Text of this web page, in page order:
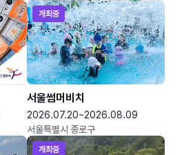
개최중
서울썸머비치
2026.07.20~2026.08.09
서울특별시 종로구
개최중